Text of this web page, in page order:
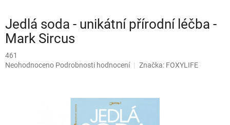
Jedlá soda - unikátní přírodní léčba -
Mark Sircus
461
Průměrné
Neohodnoceno Podrobnosti hodnocení Značka: FOXYLIFE